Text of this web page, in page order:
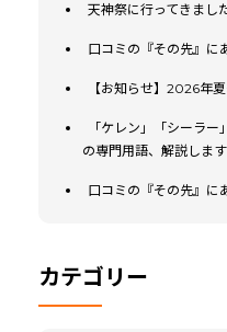
天神祭に行ってきまし
口コミの『その先』に
【お知らせ】2026年
「ケレン」「シーラ
の専門用語、解説します
口コミの『その先』に
カテゴリー